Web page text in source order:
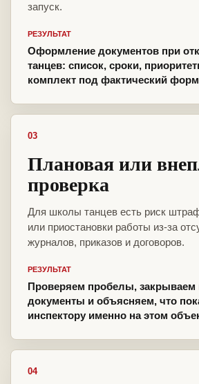
запуск.
РЕЗУЛЬТАТ
Оформление документов при
танцев: список, сроки,
комплект под фактический
03
Плановая или
проверка
Для школы танцев есть риск
или приостановки работы из-за
журналов, приказов и договоров.
РЕЗУЛЬТАТ
Проверяем пробелы, закрываем
документы и объясняем, что
инспектору именно на этом
04